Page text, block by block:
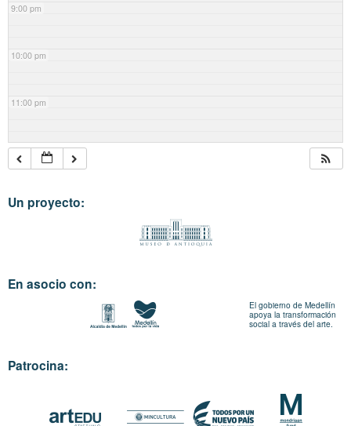
9:00 pm
10:00 pm
11:00 pm
Un proyecto:
En asocio con:
El gobierno de Medellín
apoya la transformación
social a través del arte.
Patrocina: